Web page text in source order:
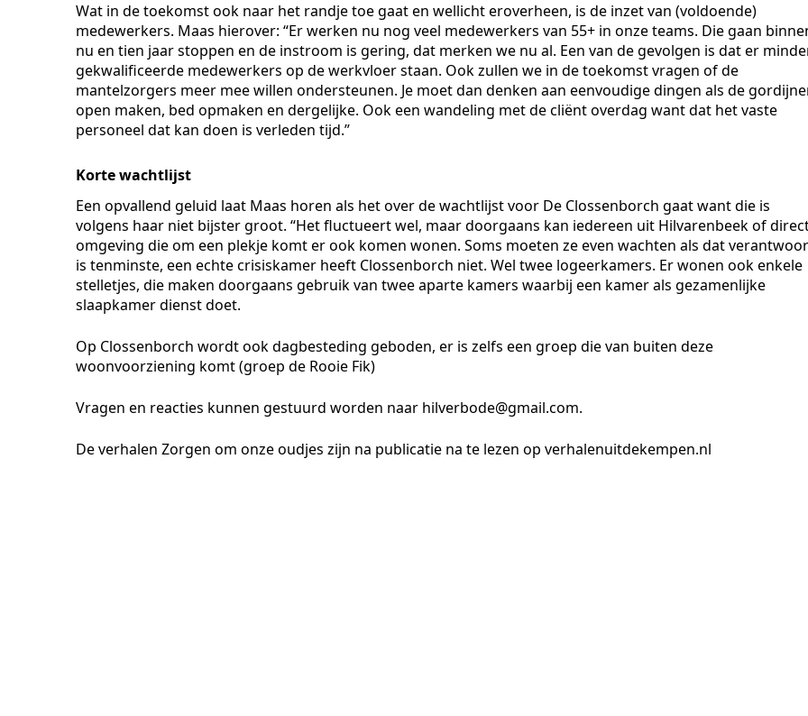
Wat in de toekomst ook naar het randje toe gaat en wellicht eroverheen, is de inzet van (voldoende)
medewerkers. Maas hierover: “Er werken nu nog veel medewerkers van 55+ in onze teams. Die gaan
nu en tien jaar stoppen en de instroom is gering, dat merken we nu al. Een van de gevolgen is dat er
gekwalificeerde medewerkers op de werkvloer staan. Ook zullen we in de toekomst vragen of de
mantelzorgers meer mee willen ondersteunen. Je moet dan denken aan eenvoudige dingen als de
open maken, bed opmaken en dergelijke. Ook een wandeling met de cliënt overdag want dat het vaste
personeel dat kan doen is verleden tijd.”
Korte wachtlijst
Een opvallend geluid laat Maas horen als het over de wachtlijst voor De Clossenborch gaat want die is
volgens haar niet bijster groot. “Het fluctueert wel, maar doorgaans kan iedereen uit Hilvarenbeek of
omgeving die om een plekje komt er ook komen wonen. Soms moeten ze even wachten als dat
is tenminste, een echte crisiskamer heeft Clossenborch niet. Wel twee logeerkamers. Er wonen ook enkele
stelletjes, die maken doorgaans gebruik van twee aparte kamers waarbij een kamer als gezamenlijke
slaapkamer dienst doet.
Op Clossenborch wordt ook dagbesteding geboden, er is zelfs een groep die van buiten deze
woonvoorziening komt (groep de Rooie Fik)
Vragen en reacties kunnen gestuurd worden naar hilverbode@gmail.com.
De verhalen Zorgen om onze oudjes zijn na publicatie na te lezen op verhalenuitdekempen.nl